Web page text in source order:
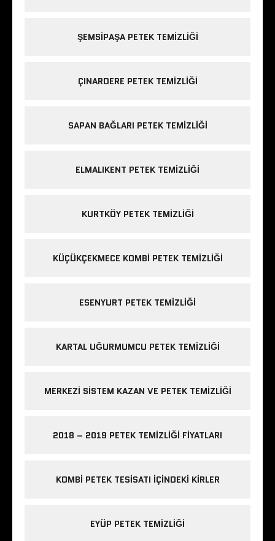
ŞEMSIPAŞA PETEK TEMIZLIĞI
ÇINARDERE PETEK TEMIZLIĞI
SAPAN BAĞLARI PETEK TEMIZLIĞI
ELMALIKENT PETEK TEMIZLIĞI
KURTKÖY PETEK TEMIZLIĞI
KÜÇÜKÇEKMECE KOMBI PETEK TEMIZLIĞI
ESENYURT PETEK TEMIZLIĞI
KARTAL UĞURMUMCU PETEK TEMIZLIĞI
MERKEZI SISTEM KAZAN VE PETEK TEMIZLIĞI
2018 – 2019 PETEK TEMIZLIĞI FIYATLARI
KOMBI PETEK TESISATI IÇINDEKI KIRLER
EYÜP PETEK TEMIZLIĞI